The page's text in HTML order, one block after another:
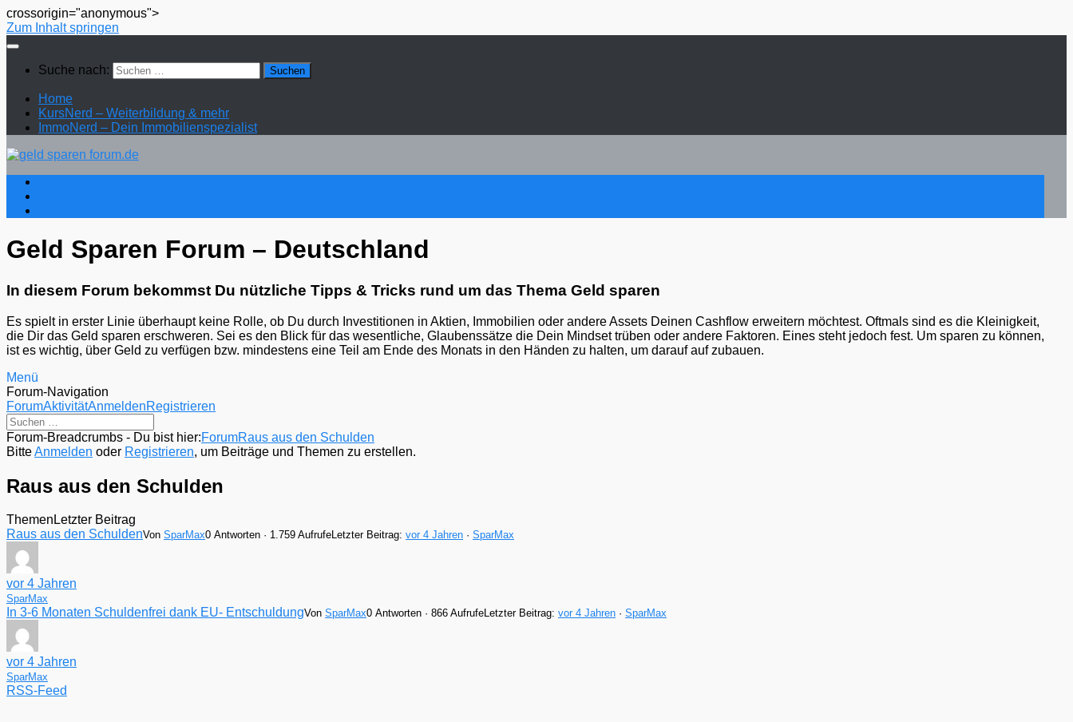
crossorigin="anonymous">
Zum Inhalt springen
Suche nach:
Home
KursNerd – Weiterbildung & mehr
ImmoNerd – Dein Immobilienspezialist
Geld Sparen Forum – Deutschland
In diesem Forum bekommst Du nützliche Tipps & Tricks rund um das Thema Geld sparen
Es spielt in erster Linie überhaupt keine Rolle, ob Du durch Investitionen in Aktien, Immobilien oder andere Assets Deinen Cashflow erweitern möchtest. Oftmals sind es die Kleinigkeit,
die Dir das Geld sparen erschweren. Sei es den Blick für das wesentliche, Glaubenssätze die Dein Mindset trüben oder andere Faktoren. Eines steht jedoch fest. Um sparen zu können,
ist es wichtig, über Geld zu verfügen bzw. mindestens eine Teil am Ende des Monats in den Händen zu halten, um darauf auf zubauen.
Menü
Forum-Navigation
ForumAktivitätAnmeldenRegistrieren
Forum-Breadcrumbs - Du bist hier:ForumRaus aus den Schulden
BitteAnmelden oder Registrieren, um Beiträge und Themen zu erstellen.
Raus aus den Schulden
ThemenLetzter Beitrag
Raus aus den SchuldenVon SparMax0 Antworten · 1.759 AufrufeLetzter Beitrag: vor 4 Jahren · SparMax
vor 4 Jahren
SparMax
In 3-6 Monaten Schuldenfrei dank EU- EntschuldungVon SparMax0 Antworten · 866 AufrufeLetzter Beitrag: vor 4 Jahren · SparMax
vor 4 Jahren
SparMax
RSS-Feed